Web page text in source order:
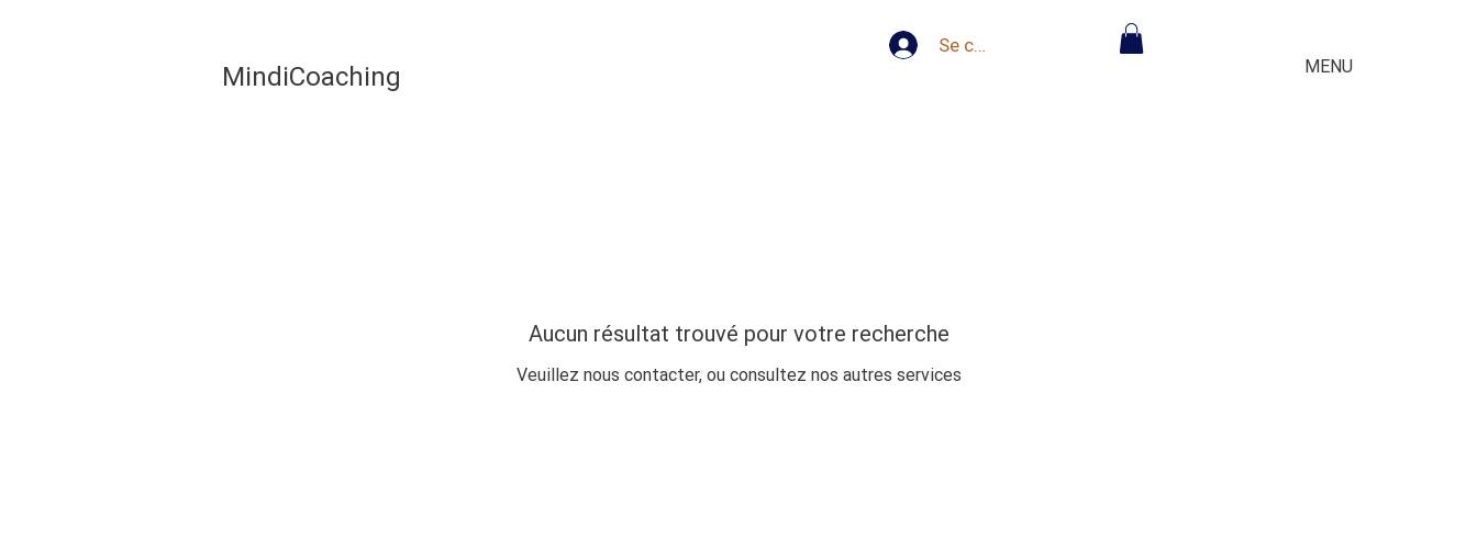
MindiCoaching
Se connecter
MENU
Aucun résultat trouvé pour votre recherche
Veuillez nous contacter, ou consultez nos autres services